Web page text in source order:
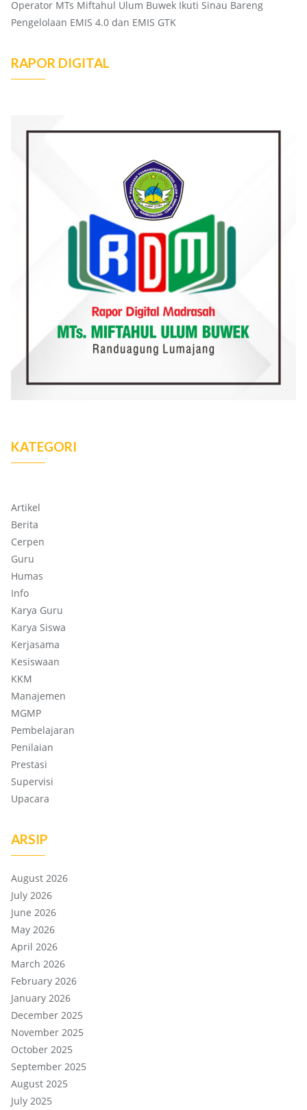
Operator MTs Miftahul Ulum Buwek Ikuti Sinau Bareng
Pengelolaan EMIS 4.0 dan EMIS GTK
RAPOR DIGITAL
KATEGORI
Artikel
Berita
Cerpen
Guru
Humas
Info
Karya Guru
Karya Siswa
Kerjasama
Kesiswaan
KKM
Manajemen
MGMP
Pembelajaran
Penilaian
Prestasi
Supervisi
Upacara
ARSIP
August 2026
July 2026
June 2026
May 2026
April 2026
March 2026
February 2026
January 2026
December 2025
November 2025
October 2025
September 2025
August 2025
July 2025